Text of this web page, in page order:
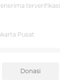
terverifikasi
Pusat
Donasi